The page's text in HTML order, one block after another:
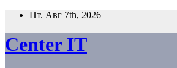
Перейти
содержимому
Пт. Авг 7th, 2026
Сenter IT